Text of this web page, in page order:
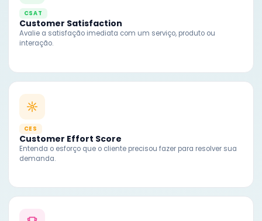
CSAT
Customer Satisfaction
Avalie a satisfação imediata com um serviço, produto ou
interação.
CES
Customer Effort Score
Entenda o esforço que o cliente precisou fazer para resolver sua
demanda.